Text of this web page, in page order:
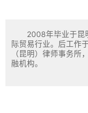
2008年毕业于昆明
际贸易行业。后工作
（昆明）律师事务所
融机构。